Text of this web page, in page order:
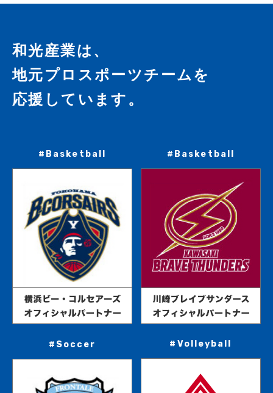
和光産業は、
地元プロスポーツチームを
応援しています。
#Basketball #Basketball
#Soccer #Volleyball